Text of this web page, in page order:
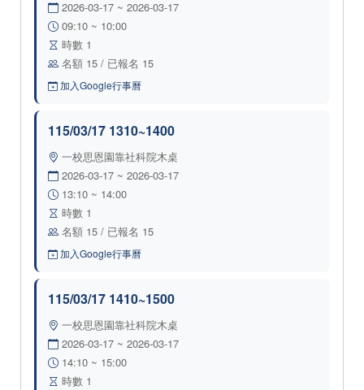
2026-03-17 ~ 2026-03-17
09:10 ~ 10:00
時數 1
名額 15 / 已報名 15
加入Google行事曆
115/03/17 1310~1400
一校思恩園靠社科院木桌
2026-03-17 ~ 2026-03-17
13:10 ~ 14:00
時數 1
名額 15 / 已報名 15
加入Google行事曆
115/03/17 1410~1500
一校思恩園靠社科院木桌
2026-03-17 ~ 2026-03-17
14:10 ~ 15:00
時數 1